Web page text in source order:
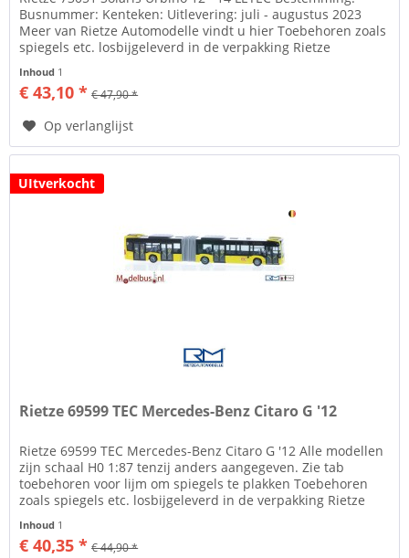
Busnummer: Kenteken: Uitlevering: juli - augustus 2023
Meer van Rietze Automodelle vindt u hier Toebehoren zoals
spiegels etc. losbijgeleverd in de verpakking Rietze
Inhoud 1
€ 43,10 * € 47,90 *
Op verlanglijst
UItverkocht
Rietze 69599 TEC Mercedes-Benz Citaro G '12
Rietze 69599 TEC Mercedes-Benz Citaro G '12 Alle modellen
zijn schaal H0 1:87 tenzij anders aangegeven. Zie tab
toebehoren voor lijm om spiegels te plakken Toebehoren
zoals spiegels etc. losbijgeleverd in de verpakking Rietze
Inhoud 1
€ 40,35 * € 44,90 *